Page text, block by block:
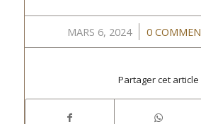
MARS 6, 2024
/ 0 /
Partager cet article